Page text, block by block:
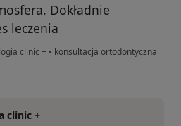
Dokładnie
leczenia
clinic + • konsultacja ortodontyczna
clinic +